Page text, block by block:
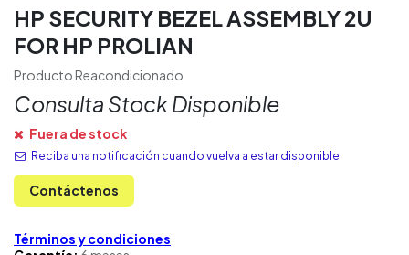
HP SECURITY BEZEL ASSEMBLY 2U
FOR HP PROLIAN
Producto Reacondicionado
Consulta Stock Disponible
Fuera de stock
Reciba una notificación cuando vuelva a estar disponible
Contáctenos
Términos y condiciones